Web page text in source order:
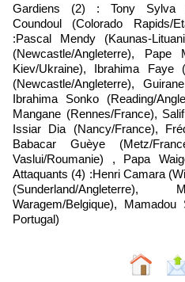
Gardiens (2) : Tony Sylva
Coundoul (Colorado Rapids/
:Pascal Mendy (Kaunas-
(Newcastle/Angleterre),
Kiev/Ukraine), Ibrahima Faye
(Newcastle/Angleterre),
Ibrahima Sonko (Reading/
Mangane (Rennes/France),
Issiar Dia (Nancy/France),
Babacar Guèye (Metz/
Vaslui/Roumanie) , Papa
Attaquants (4) :Henri Camara
(Sunderland/
Waragem/Belgique),
Portugal)